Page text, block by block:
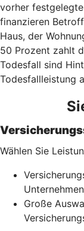
vorher
finanzieren
Haus, der
50 Prozent zahlt
Todesfall sind
Todesfallleistung
Wählen Sie
Große